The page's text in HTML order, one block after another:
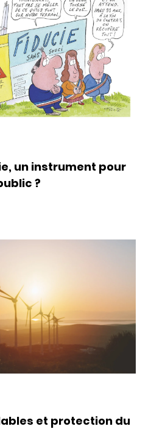
un instrument pour
?
et protection du